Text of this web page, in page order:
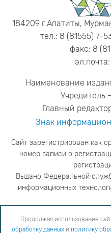
184209 г.Апатиты,
тел.: 8 (81555) 7-
факс: 8
эл.почта:
Наименование
Главный
Знак
Сайт зарегистрирован как
номер записи о
Выдано Федеральной
информационных
адрес
телефон
Продолжая использование
обработку данных и политику